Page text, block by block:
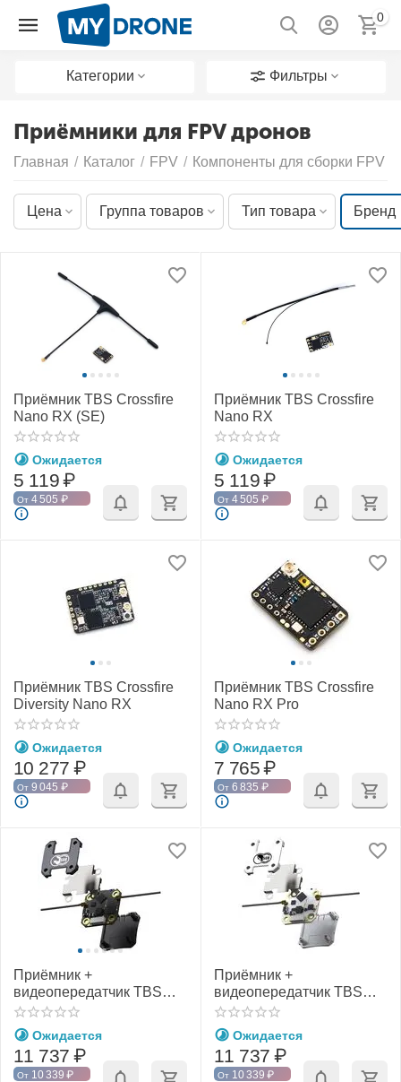
0
Категории Фильтры
Приёмники для FPV дронов
Главная / Каталог / FPV / Компоненты для сборки FPV
Цена Группа товаров Тип товара Бренд
Приёмник TBS Crossfire
Nano RX (SE)
Ожидается
5 119₽
От 4 505 ₽
Приёмник TBS Crossfire
Nano RX
Ожидается
5 119₽
От 4 505 ₽
Приёмник TBS Crossfire
Diversity Nano RX
Ожидается
10 277 ₽
От 9 045 ₽
Приёмник TBS Crossfire
Nano RX Pro
Ожидается
7 765₽
От 6 835 ₽
Приёмник +
видеопередатчик TBS
Crossfire Sixty9
Ожидается
11 737 ₽
От 10 339 ₽
Приёмник +
видеопередатчик TBS
Tracer Sixty9
Ожидается
11 737 ₽
От 10 339 ₽